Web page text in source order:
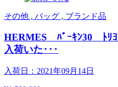
その他 , バッグ , ブランド品
HERMES ﾊﾞｰｷﾝ30 ﾄﾘ
入荷いた･･･
入荷日：2021年09月14日